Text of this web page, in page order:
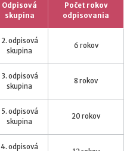
Odpisová
skupina
Počet rokov
odpisovania
2. odpisová
skupina
6 rokov
3. odpisová
skupina
8 rokov
5. odpisová
skupina
20 rokov
4. odpisová